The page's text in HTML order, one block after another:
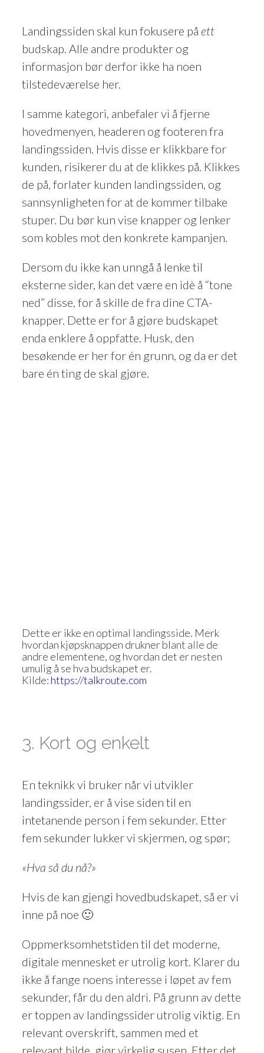
Landingssiden skal kun fokusere påett
budskap. Alle andre produkter og
informasjon bør derfor ikke ha noen
tilstedeværelse her.
I samme kategori, anbefaler vi å fjerne
hovedmenyen, headeren og footeren fra
landingssiden. Hvis disse er klikkbare for
kunden, risikerer du at de klikkes på. Klikkes
de på, forlater kunden landingssiden, og
sannsynligheten for at de kommer tilbake
stuper. Du bør kun vise knapper og lenker
som kobles mot den konkrete kampanjen.
Dersom du ikke kan unngå å lenke til
eksterne sider, kan det være en idè å “tone
ned” disse, for å skille de fra dine CTA-
knapper. Dette er for å gjøre budskapet
enda enklere å oppfatte. Husk, den
besøkende er her for én grunn, og da er det
bare én ting de skal gjøre.
Dette er ikke en optimal landingsside. Merk
hvordan kjøpsknappen drukner blant alle de
andre elementene, og hvordan det er nesten
umulig å se hva budskapet er.
Kilde: https://talkroute.com
3. Kort og enkelt
En teknikk vi bruker når vi utvikler
landingssider, er å vise siden til en
intetanende person i fem sekunder. Etter
fem sekunder lukker vi skjermen, og spør;
«Hva så du nå?»
Hvis de kan gjengi hovedbudskapet, så er vi
inne på noe 🙂
Oppmerksomhetstiden til det moderne,
digitale mennesket er utrolig kort. Klarer du
ikke å fange noens interesse i løpet av fem
sekunder, får du den aldri. På grunn av dette
er toppen av landingssider utrolig viktig. En
relevant overskrift, sammen med et
relevant bilde, gjør virkelig susen. Etter det